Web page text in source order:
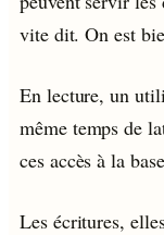
vite dit. On est
En lecture, un
même temps de
ces accès à la
Les écritures,